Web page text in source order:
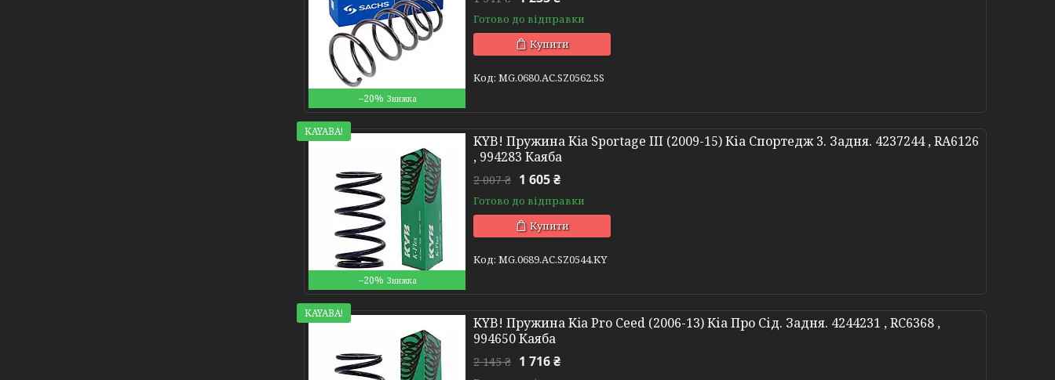
–20%
Готово до відправки
Купити
MG.0680.АС.SZ0562.SS
KAYABA!
–20%
KYB! Пружина Kia Sportage III (2009-15) Кіа Спортедж 3. Задня. 4237244 , RA6126
, 994283 Каяба
2 007 ₴ 1 605 ₴
Готово до відправки
Купити
MG.0689.АС.SZ0544.KY
KAYABA!
KYB! Пружина Kia Pro Ceed (2006-13) Кіа Про Сід. Задня. 4244231 , RC6368 ,
994650 Каяба
2 145 ₴ 1 716 ₴